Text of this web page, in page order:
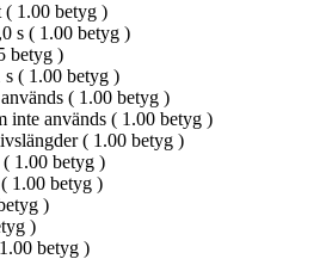
( 1.00 betyg )
s ( 1.00 betyg )
betyg )
( 1.00 betyg )
( 1.00 betyg )
inte används ( 1.00 betyg )
( 1.00 betyg )
1.00 betyg )
1.00 betyg )
)
)
betyg )